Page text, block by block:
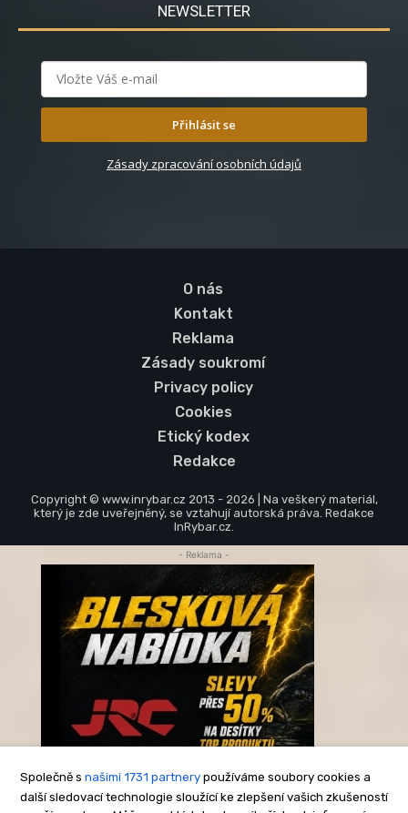
NEWSLETTER
Přihlásit se
Zásady zpracování osobních údajů
O nás
Kontakt
Reklama
Zásady soukromí
Privacy policy
Cookies
Etický kodex
Redakce
Copyright © www.inrybar.cz 2013 - 2026 | Na veškerý materiál,
který je zde uveřejněný, se vztahují autorská práva. Redakce
InRybar.cz.
Společně s našimi 1731 partnery používáme soubory cookies a
další sledovací technologie sloužící ke zlepšení vašich zkušeností
- Reklama -